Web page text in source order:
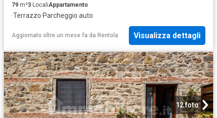
79 m²3 LocaliAppartamento
·Terrazzo·Parcheggio auto
Aggiornato oltre un mese fa da Rentola Visualizza dettagli
12 foto